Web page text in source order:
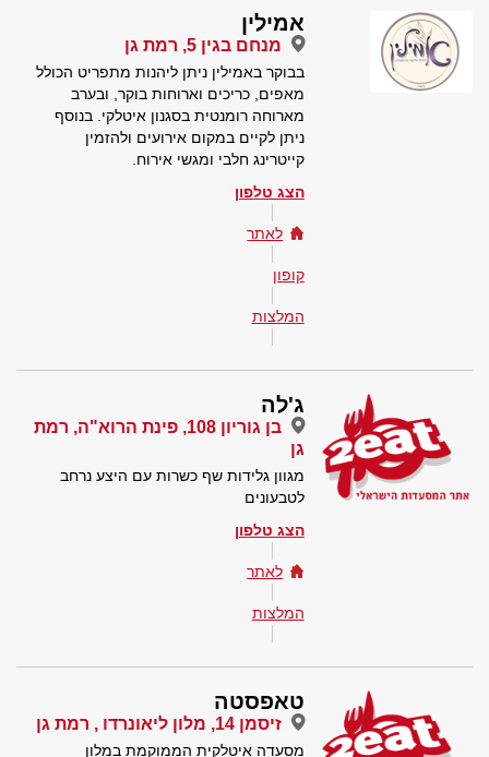
אמילין
מנחם בגין 5, רמת גן
בבוקר באמילין ניתן ליהנות מתפריט הכולל
מאפים, כריכים וארוחות בוקר, ובערב
מארוחה רומנטית בסגנון איטלקי. בנוסף
ניתן לקיים במקום אירועים ולהזמין
קייטרינג חלבי ומגשי אירוח.
הצג טלפון
לאתר
קופון
המלצות
ג'לה
בן גוריון 108, פינת הרוא"ה, רמת
גן
מגוון גלידות שף כשרות עם היצע נרחב
לטבעונים
הצג טלפון
לאתר
המלצות
טאפסטה
זיסמן 14, מלון ליאונרדו , רמת גן
מסעדה איטלקית הממוקמת במלון